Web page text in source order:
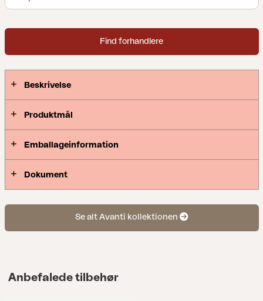
Find forhandlere
Beskrivelse
Produktmål
Emballageinformation
Dokument
Se alt Avanti kollektionen
Anbefalede tilbehør